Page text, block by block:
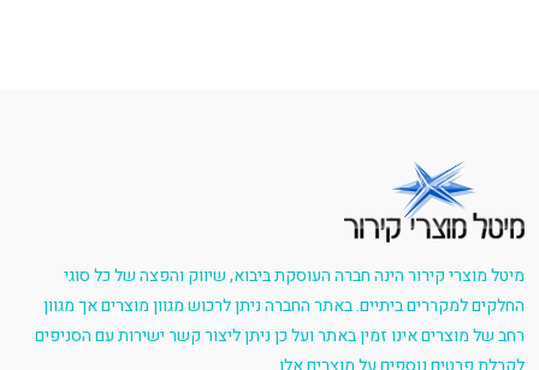
מיטל מוצרי קירור הינה חברה העוסקת ביבוא, שיווק והפצה של כל סוגי
החלקים למקררים ביתיים. באתר החברה ניתן לרכוש מגוון מוצרים אך מגוון
רחב של מוצרים אינו זמין באתר ועל כן ניתן ליצור קשר ישירות עם הסניפים